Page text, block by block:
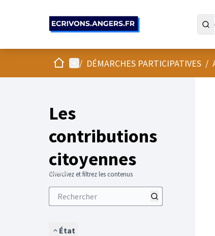
AccueilMenu principal
/ DÉMARCHES PARTICIPATIVES /
Les
contributions
citoyennes
Cherchez et filtrez les contenus
État